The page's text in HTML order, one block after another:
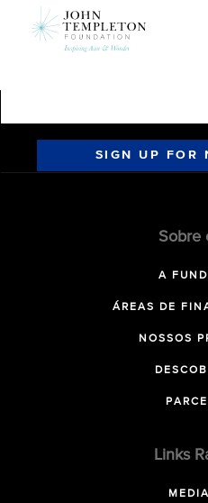
SIGN UP FOR
Sobre
A
ÁREAS DE
NOSSOS
Links